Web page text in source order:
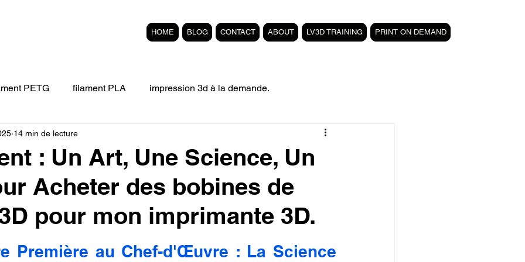
HOME BLOG CONTACT ABOUT LV3D TRAINING PRINT ON DEMAND
PETG filament PLA impression 3d à la demande.
Filament 3D FLEXIBLE filament PETG carbone
3D. Formation éligible au CPF Impressio Formation 3D CPF
en SEO
: Un Art, Une Science, Un
Acheter des bobines de
pour mon imprimante 3D.
14 min de lecture
Première au Chef-d'Œuvre : La Science